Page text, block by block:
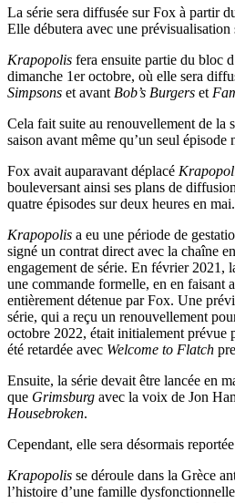
La série sera diffusée sur Fox à partir
Elle débutera avec une prévisualisation
Krapopolis fera ensuite partie du bloc
dimanche 1er octobre, où elle sera
Simpsons et avant Bob’s Burgers et
Cela fait suite au renouvellement de la
saison avant même qu’un seul épisode
Fox avait auparavant déplacé
bouleversant ainsi ses plans de
quatre épisodes sur deux heures en mai.
Krapopolis a eu une période de
signé un contrat direct avec la chaîne
engagement de série. En février 2021,
une commande formelle, en en faisant
entièrement détenue par Fox. Une
série, qui a reçu un renouvellement
octobre 2022, était initialement prévue
été retardée avec Welcome to Flatch
Ensuite, la série devait être lancée en
que Grimsburg avec la voix de Jon
Housebroken.
Cependant, elle sera désormais
Krapopolis se déroule dans la Grèce
l’histoire d’une famille